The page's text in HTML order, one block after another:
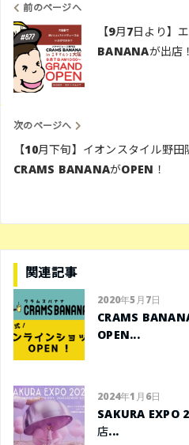
前のページへ
【9月7日より】
BANANAが出店！
次のページへ
【10月下旬】イオンスタイル野田
CRAMS BANANAがOPEN！
関連記事
2020年5月7日
CRAMS
OPEN...
2024年1月6日
SAKURA EXPO
店...